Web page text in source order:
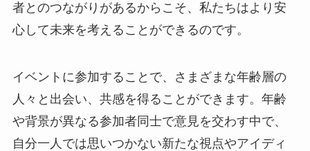
者とのつながりがあるからこそ、私たちはより安
心して未来を考えることができるのです。
イベントに参加することで、さまざまな年齢層の
人々と出会い、共感を得ることができます。年齢
や背景が異なる参加者同士で意見を交わす中で、
自分一人では思いつかない新たな視点やアイディ